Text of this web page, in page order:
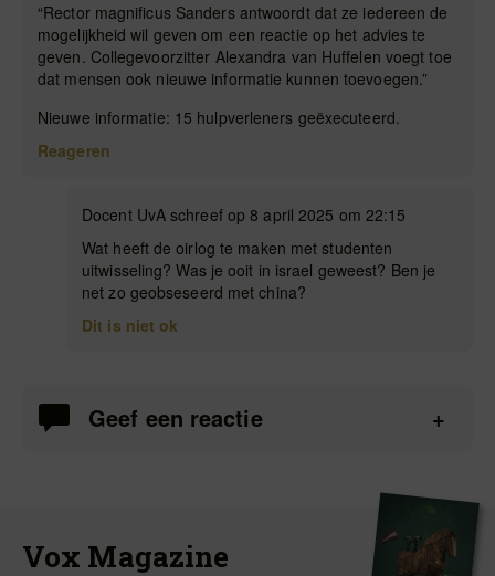
“Rector magnificus Sanders antwoordt dat ze iedereen de
mogelijkheid wil geven om een reactie op het advies te
geven. Collegevoorzitter Alexandra van Huffelen voegt toe
dat mensen ook nieuwe informatie kunnen toevoegen.”
Nieuwe informatie: 15 hulpverleners geëxecuteerd.
Reageren
Docent UvA schreef op 8 april 2025 om 22:15
Wat heeft de oirlog te maken met studenten
uitwisseling? Was je ooit in israel geweest? Ben je
net zo geobseseerd met china?
Dit is niet ok
Geef een reactie
Vox Magazine